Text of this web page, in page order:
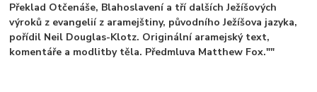
Překlad Otčenáše, Blahoslavení a tří dalších Ježíšových
výroků z evangelií z aramejštiny, původního Ježíšova jazyka,
pořídil Neil Douglas-Klotz. Originální aramejský text,
komentáře a modlitby těla. Předmluva Matthew Fox.""